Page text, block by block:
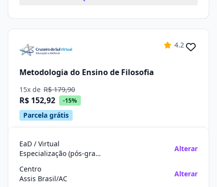
4.2
Metodologia do Ensino de Filosofia
15x de R$ 179,90
R$ 152,92 -15%
Parcela grátis
EaD / Virtual
Especialização (pós-graduação)
Alterar
Centro
Assis Brasil/AC
Alterar